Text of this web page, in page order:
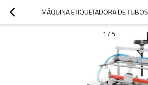
MÁQUINA ETIQUETADORA DE
1 / 5